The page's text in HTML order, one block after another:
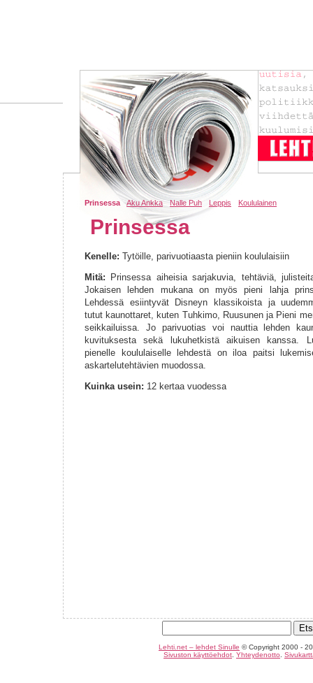
Prinsessa Aku Ankka Nalle Puh Leppis Koululainen
Prinsessa
Kenelle: Tytöille, parivuotiaasta pieniin koululaisiin
Mitä: Prinsessa aiheisia sarjakuvia, tehtäviä,
Jokaisen lehden mukana on myös pieni lahja
Lehdessä esiintyvät Disneyn klassikoista ja
tutut kaunottaret, kuten Tuhkimo, Ruusunen ja Pieni
seikkailuissa. Jo parivuotias voi nauttia lehden
kuvituksesta sekä lukuhetkistä aikuisen kanssa.
pienelle koululaiselle lehdestä on iloa paitsi
askartelutehtävien muodossa.
Kuinka usein: 12 kertaa vuodessa
Lehti.net – lehdet Sinulle © Copyright 2000 -
Sivuston käyttöehdot Yhteydenotto